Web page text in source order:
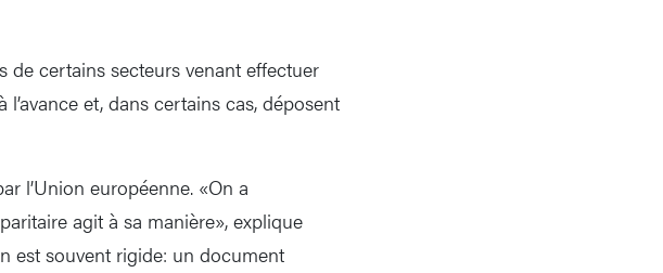
de certains secteurs venant effectuer
et, dans certains cas, déposent
l’Union européenne. «On a
agit à sa manière», explique
est souvent rigide: un document